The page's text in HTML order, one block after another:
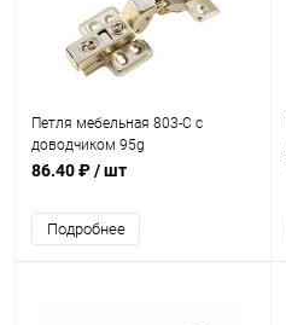
Петля мебельная 803-C с
доводчиком 95g
86.40 ₽/ шт
Подробнее